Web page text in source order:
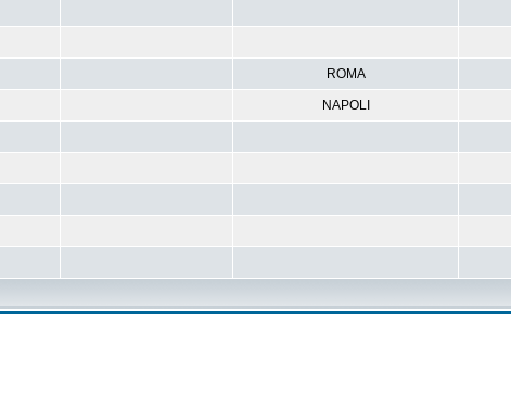
ROMA
NAPOLI